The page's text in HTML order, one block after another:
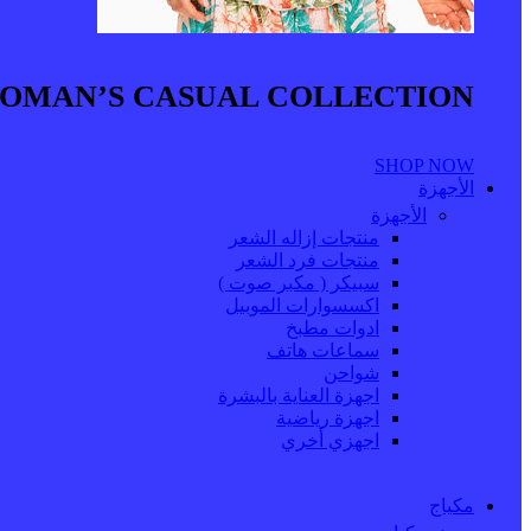
CASUAL COLLECTION
SHOP NOW
الأجهزة
الأجهزة
منتجات إزاله الشعر
منتجات فرد الشعر
سبيكر ( مكبر صوت )
اكسسوارات الموبيل
ادوات مطبخ
سماعات هاتف
شواحن
اجهزة العناية بالبشرة
اجهزة رياضية
اجهزي أخري
مكياج